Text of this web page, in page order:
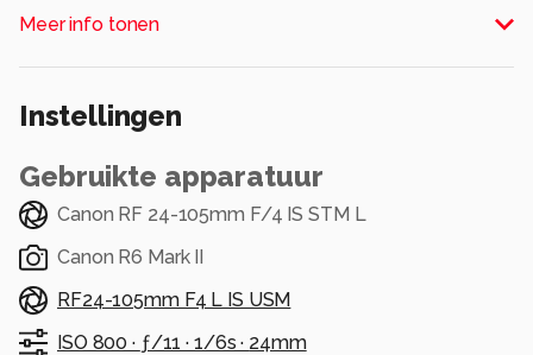
Meer info tonen
Instellingen
Gebruikte apparatuur
Canon RF 24-105mm F/4 IS STM L
Canon R6 Mark II
RF24-105mm F4 L IS USM
ISO 800 · ƒ/11 · 1/6s · 24mm